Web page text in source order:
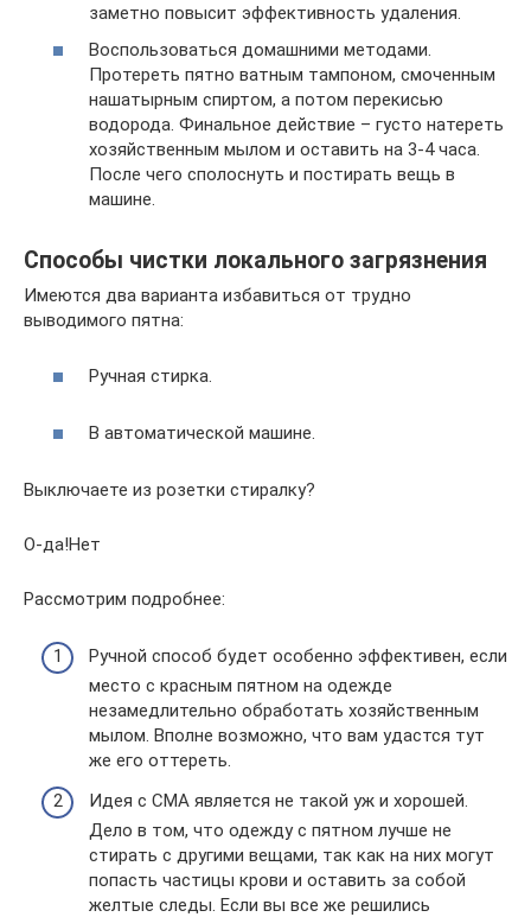
заметно повысит эффективность удаления.
Воспользоваться домашними методами.
Протереть пятно ватным тампоном, смоченным
нашатырным спиртом, а потом перекисью
водорода. Финальное действие – густо натереть
хозяйственным мылом и оставить на 3-4 часа.
После чего сполоснуть и постирать вещь в
машине.
Способы чистки локального загрязнения
Имеются два варианта избавиться от трудно
выводимого пятна:
Ручная стирка.
В автоматической машине.
Выключаете из розетки стиралку?
О-да!Нет
Рассмотрим подробнее:
Ручной способ будет особенно эффективен, если
место с красным пятном на одежде
незамедлительно обработать хозяйственным
мылом. Вполне возможно, что вам удастся тут
же его оттереть.
Идея с СМА является не такой уж и хорошей.
Дело в том, что одежду с пятном лучше не
стирать с другими вещами, так как на них могут
попасть частицы крови и оставить за собой
желтые следы. Если вы все же решились